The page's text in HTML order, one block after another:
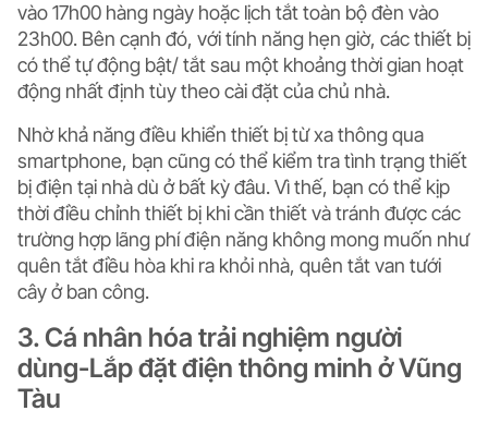
vào 17h00 hàng ngày hoặc lịch tắt toàn bộ đèn vào
23h00. Bên cạnh đó, với tính năng hẹn giờ, các thiết bị
có thể tự động bật/ tắt sau một khoảng thời gian hoạt
động nhất định tùy theo cài đặt của chủ nhà.
Nhờ khả năngđiều khiển thiết bị từ xathông qua
smartphone, bạn cũng có thể kiểm tra tình trạng thiết
bị điện tại nhà dù ở bất kỳ đâu. Vì thế, bạn có thể kịp
thời điều chỉnh thiết bị khi cần thiết và tránh được các
trường hợp lãng phí điện năng không mong muốn như
quên tắt điều hòa khi ra khỏi nhà, quên tắt van tưới
cây ở ban công.
3. Cá nhân hóa trải nghiệm người
dùng-Lắp đặt điện thông minh ở Vũng
Tàu